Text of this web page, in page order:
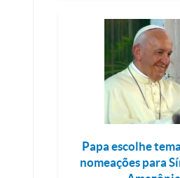
Papa escolhe
nomeações para